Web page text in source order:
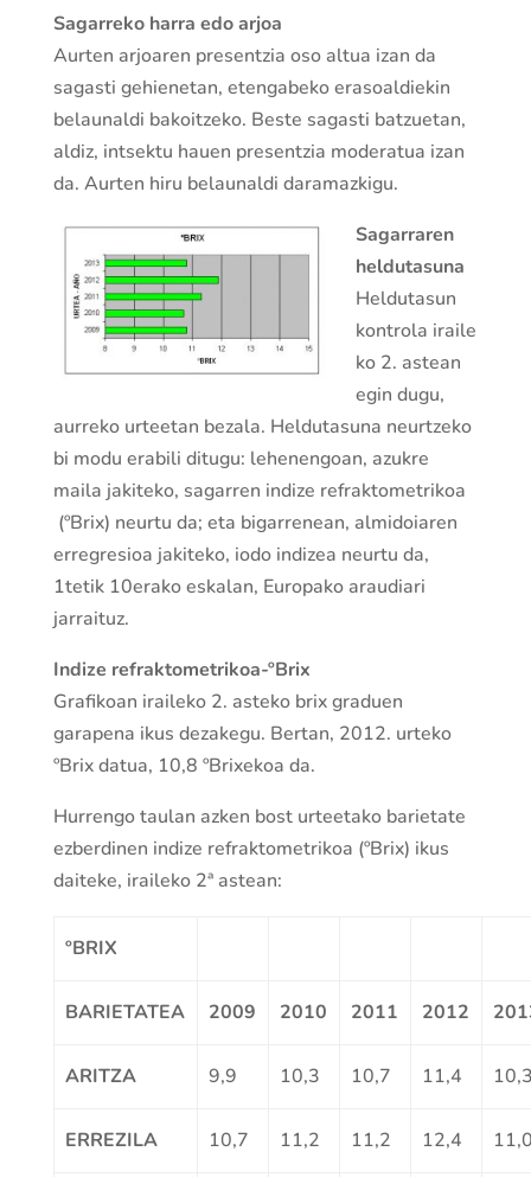
Sagarreko harra edo arjoa
Aurten arjoaren presentzia oso altua izan da
sagasti gehienetan, etengabeko erasoaldiekin
belaunaldi bakoitzeko. Beste sagasti batzuetan,
aldiz, intsektu hauen presentzia moderatua izan
da. Aurten hiru belaunaldi daramazkigu.
Sagarraren
heldutasuna
Heldutasun
kontrola iraile
ko 2. astean
egin dugu,
aurreko urteetan bezala. Heldutasuna neurtzeko
bi modu erabili ditugu: lehenengoan, azukre
maila jakiteko, sagarren indize refraktometrikoa
(ºBrix) neurtu da; eta bigarrenean, almidoiaren
erregresioa jakiteko, iodo indizea neurtu da,
1tetik 10erako eskalan, Europako araudiari
jarraituz.
Indize refraktometrikoa-ºBrix
Grafikoan iraileko 2. asteko brix graduen
garapena ikus dezakegu. Bertan, 2012. urteko
ºBrix datua, 10,8 ºBrixekoa da.
Hurrengo taulan azken bost urteetako barietate
ezberdinen indize refraktometrikoa (ºBrix) ikus
daiteke, iraileko 2ª astean:
ºBRIX
BARIETATEA 2009 2010 2011 2012
ARITZA 9,9 10,3 10,7 11,4
ERREZILA 10,7 11,2 11,2 12,4